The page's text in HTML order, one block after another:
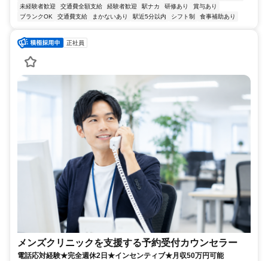
未経験者歓迎
交通費全額支給 経験者歓迎 駅ナカ 研修あり
賞与あり
ブランクOK
交通費支給 まかないあり 駅近5分以内 シフト制 食事補助あり
正社員
メンズクリニックを支援する予約受付カウンセラー
電話応対経験★完全週休2日★インセンティブ★月収50万円可能